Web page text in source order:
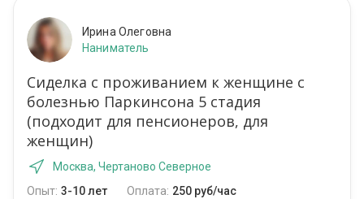
Ирина Олеговна
Наниматель
Сиделка с проживанием к женщине с
болезнью Паркинсона 5 стадия
(подходит для пенсионеров, для
женщин)
Москва, Чертаново Северное
Опыт: 3-10 лет Оплата: 250 руб/час